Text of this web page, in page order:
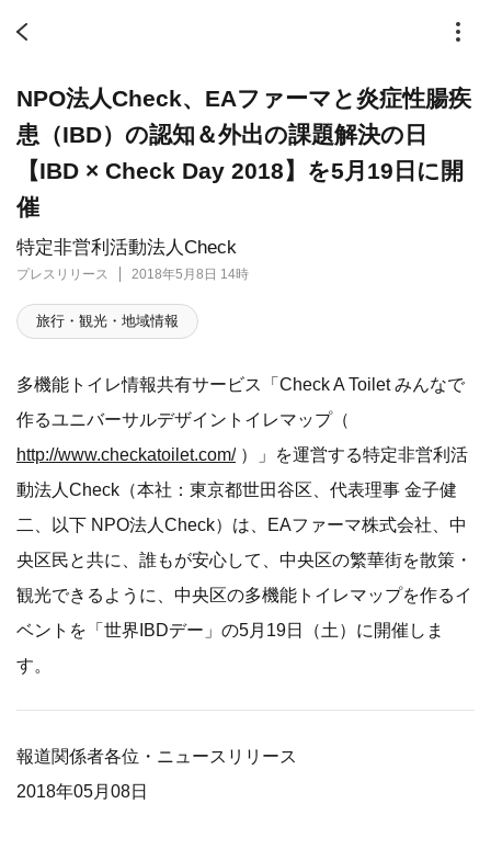
特定非営利活動法人Check
プレスリリース 2018年5月8日 14時
NPO法人Check、EAファーマと炎症性腸疾
患（IBD）の認知＆外出の課題解決の日
【IBD × Check Day 2018】を5月19日に開
催
旅行・観光・地域情報
多機能トイレ情報共有サービス「Check A Toilet みんなで
作るユニバーサルデザイントイレマップ（
http://www.checkatoilet.com/ ）」を運営する特定非営利活
動法人Check（本社：東京都世田谷区、代表理事 金子健
二、以下 NPO法人Check）は、EAファーマ株式会社、中
央区民と共に、誰もが安心して、中央区の繁華街を散策・
観光できるように、中央区の多機能トイレマップを作るイ
ベントを「世界IBDデー」の5月19日（土）に開催しま
す。
報道関係者各位・ニュースリリース
2018年05月08日